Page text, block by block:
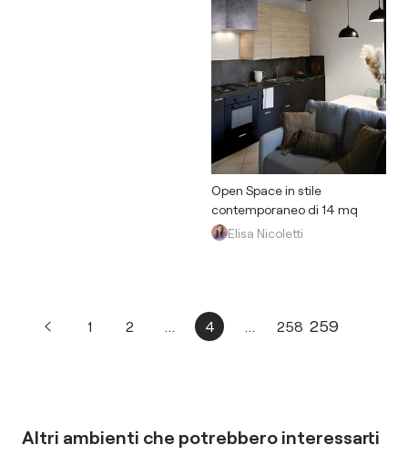
Open Space in stile
contemporaneo di 14 mq
Elisa Nicoletti
1 2 4 258 259
Altri ambienti che potrebbero interessarti